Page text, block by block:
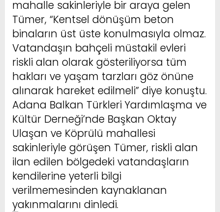
mahalle sakinleriyle bir araya gelen
Tümer, “Kentsel dönüşüm beton
binaların üst üste konulmasıyla olmaz.
Vatandaşın bahçeli müstakil evleri
riskli alan olarak gösteriliyorsa tüm
hakları ve yaşam tarzları göz önüne
alınarak hareket edilmeli” diye konuştu.
Adana Balkan Türkleri Yardımlaşma ve
Kültür Derneği’nde Başkan Oktay
Ulaşan ve Köprülü mahallesi
sakinleriyle görüşen Tümer, riskli alan
ilan edilen bölgedeki vatandaşların
kendilerine yeterli bilgi
verilmemesinden kaynaklanan
yakınmalarını dinledi.